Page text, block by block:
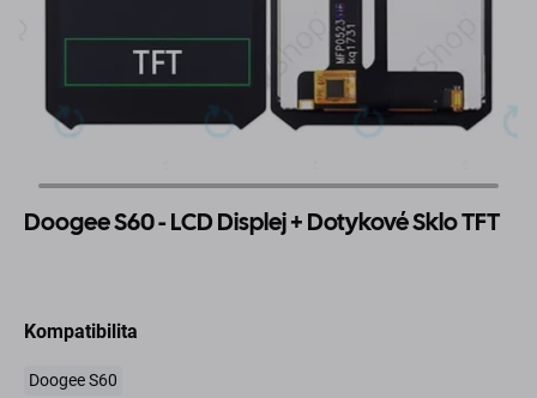
Doogee S60 - LCD Displej + Dotykové Sklo TFT
Kompatibilita
Doogee S60